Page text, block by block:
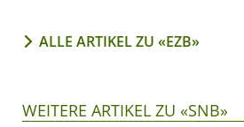
ALLE ARTIKEL ZU «EZB»
WEITERE ARTIKEL ZU «SNB»